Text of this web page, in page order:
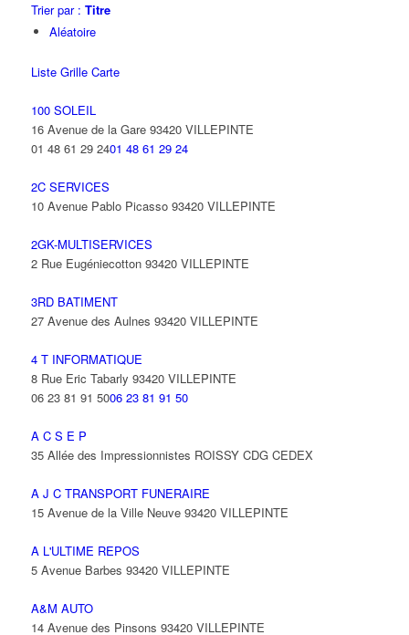
Trier par : Titre
Aléatoire
Liste Grille Carte
100 SOLEIL
16 Avenue de la Gare 93420 VILLEPINTE
01 48 61 29 2401 48 61 29 24
2C SERVICES
10 Avenue Pablo Picasso 93420 VILLEPINTE
2GK-MULTISERVICES
2 Rue Eugéniecotton 93420 VILLEPINTE
3RD BATIMENT
27 Avenue des Aulnes 93420 VILLEPINTE
4 T INFORMATIQUE
8 Rue Eric Tabarly 93420 VILLEPINTE
06 23 81 91 5006 23 81 91 50
A C S E P
35 Allée des Impressionnistes ROISSY CDG CEDEX
A J C TRANSPORT FUNERAIRE
15 Avenue de la Ville Neuve 93420 VILLEPINTE
A L'ULTIME REPOS
5 Avenue Barbes 93420 VILLEPINTE
A&M AUTO
14 Avenue des Pinsons 93420 VILLEPINTE